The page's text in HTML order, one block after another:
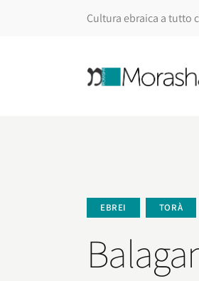
Cultura ebraica a tutto
EBREI TORÀ